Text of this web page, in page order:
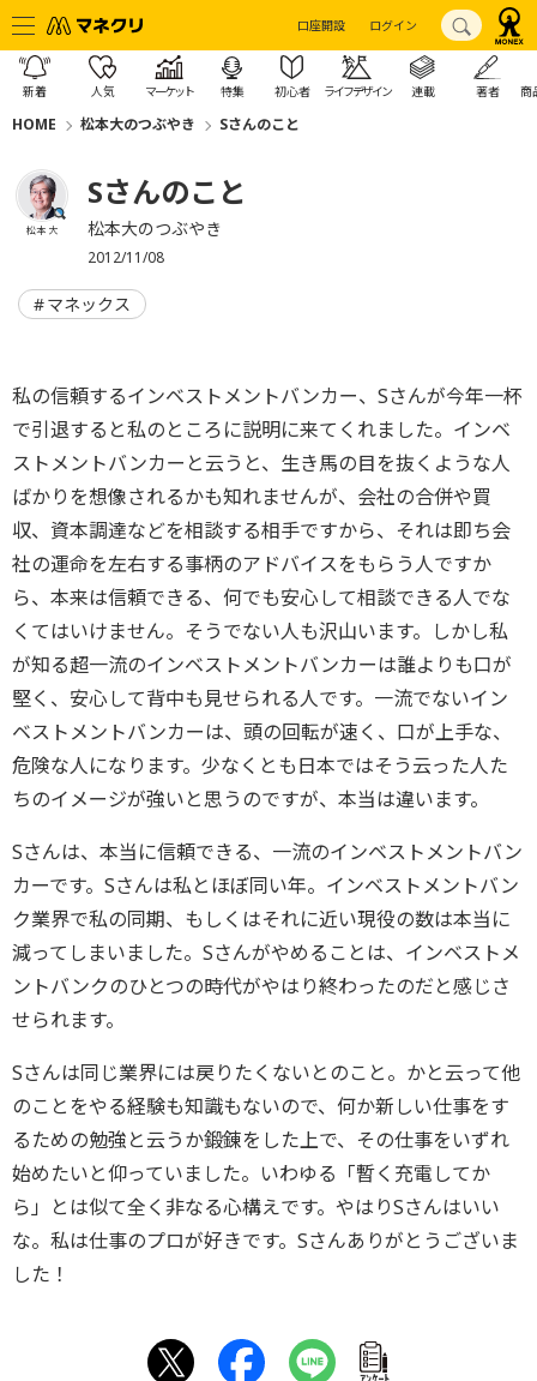
口座開設 ログイン
新着 人気 マーケット 特集 初心者 ライフデザイン 連載 著者 商
HOME 松本大のつぶやき Sさんのこと
松本 大
Sさんのこと
松本大のつぶやき
2012/11/08
マネックス
私の信頼するインベストメントバンカー、Sさんが今年一杯
で引退すると私のところに説明に来てくれました。インベ
ストメントバンカーと云うと、生き馬の目を抜くような人
ばかりを想像されるかも知れませんが、会社の合併や買
収、資本調達などを相談する相手ですから、それは即ち会
社の運命を左右する事柄のアドバイスをもらう人ですか
ら、本来は信頼できる、何でも安心して相談できる人でな
くてはいけません。そうでない人も沢山います。しかし私
が知る超一流のインベストメントバンカーは誰よりも口が
堅く、安心して背中も見せられる人です。一流でないイン
ベストメントバンカーは、頭の回転が速く、口が上手な、
危険な人になります。少なくとも日本ではそう云った人た
ちのイメージが強いと思うのですが、本当は違います。
Sさんは、本当に信頼できる、一流のインベストメントバン
カーです。Sさんは私とほぼ同い年。インベストメントバン
ク業界で私の同期、もしくはそれに近い現役の数は本当に
減ってしまいました。Sさんがやめることは、インベストメ
ントバンクのひとつの時代がやはり終わったのだと感じさ
せられます。
Sさんは同じ業界には戻りたくないとのこと。かと云って他
のことをやる経験も知識もないので、何か新しい仕事をす
るための勉強と云うか鍛錬をした上で、その仕事をいずれ
始めたいと仰っていました。いわゆる「暫く充電してか
ら」とは似て全く非なる心構えです。やはりSさんはいい
な。私は仕事のプロが好きです。Sさんありがとうございま
した！